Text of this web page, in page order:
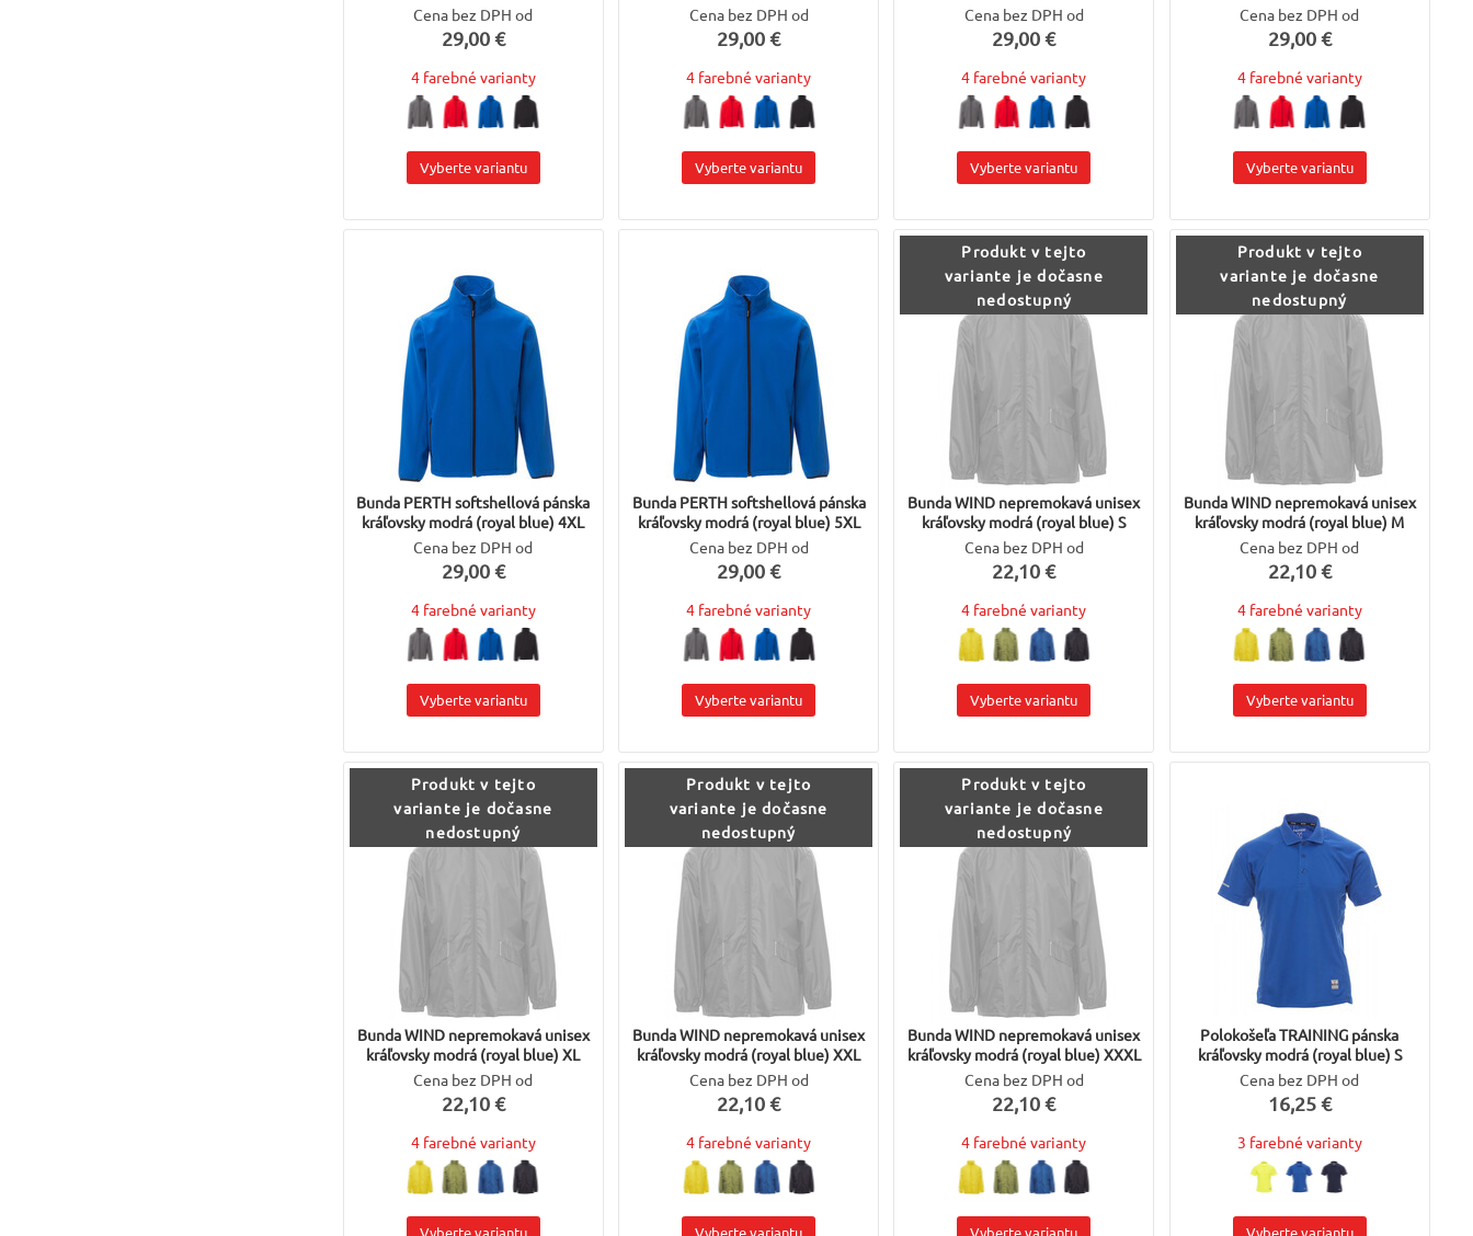
Cena bez DPH od
29,00 €
4 farebné varianty
Vyberte variantu
Cena bez DPH od
29,00 €
4 farebné varianty
Vyberte variantu
Cena bez DPH od
29,00 €
4 farebné varianty
Vyberte variantu
Cena bez DPH od
29,00 €
4 farebné varianty
Vyberte variantu
Bunda PERTH softshellová pánska
kráľovsky modrá (royal blue) 4XL
Cena bez DPH od
29,00 €
4 farebné varianty
Vyberte variantu
Bunda PERTH softshellová pánska
kráľovsky modrá (royal blue) 5XL
Cena bez DPH od
29,00 €
4 farebné varianty
Vyberte variantu
Produkt v tejto
variante je dočasne
nedostupný
Bunda WIND nepremokavá unisex
kráľovsky modrá (royal blue) S
Cena bez DPH od
22,10 €
4 farebné varianty
Vyberte variantu
Produkt v tejto
variante je dočasne
nedostupný
Bunda WIND nepremokavá unisex
kráľovsky modrá (royal blue) M
Cena bez DPH od
22,10 €
4 farebné varianty
Vyberte variantu
Produkt v tejto
variante je dočasne
nedostupný
Bunda WIND nepremokavá unisex
kráľovsky modrá (royal blue) XL
Cena bez DPH od
22,10 €
4 farebné varianty
Vyberte variantu
Produkt v tejto
variante je dočasne
nedostupný
Bunda WIND nepremokavá unisex
kráľovsky modrá (royal blue) XXL
Cena bez DPH od
22,10 €
4 farebné varianty
Vyberte variantu
Produkt v tejto
variante je dočasne
nedostupný
Bunda WIND nepremokavá unisex
kráľovsky modrá (royal blue) XXXL
Cena bez DPH od
22,10 €
4 farebné varianty
Vyberte variantu
Polokošeľa TRAINING pánska
kráľovsky modrá (royal blue) S
Cena bez DPH od
16,25 €
3 farebné varianty
Vyberte variantu